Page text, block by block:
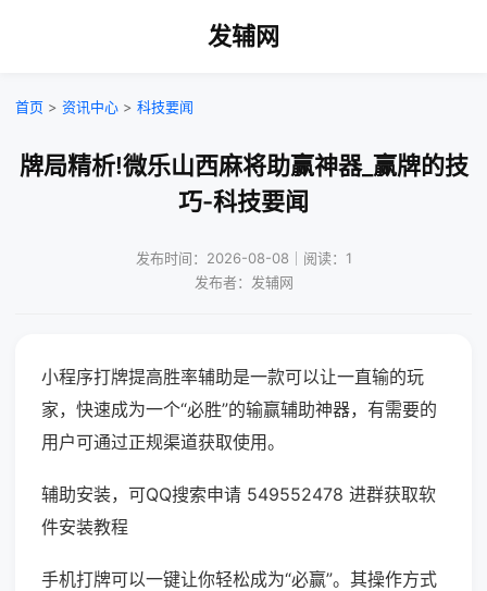
发辅网
首页 > 资讯中心 > 科技要闻
牌局精析!微乐山西麻将助赢神器_赢牌的技
巧-科技要闻
发布时间：2026-08-08｜阅读：1
发布者：发辅网
小程序打牌提高胜率辅助是一款可以让一直输的玩
家，快速成为一个“必胜”的输赢辅助神器，有需要的
用户可通过正规渠道获取使用。
辅助安装，可QQ搜索申请 549552478 进群获取软
件安装教程
手机打牌可以一键让你轻松成为“必赢”。其操作方式